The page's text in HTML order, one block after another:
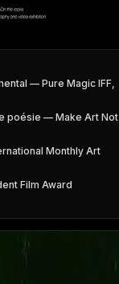
— Pure Magic IFF,
poésie — Make Art Not
Monthly Art
Film Award